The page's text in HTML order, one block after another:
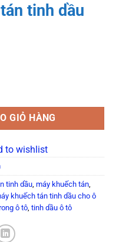
tinh dầu
003 số lượng
GIỎ HÀNG
to wishlist
tinh dầu máy khuếch tán
khuếch tán tinh dầu cho ô
ô tô tinh dầu ô tô